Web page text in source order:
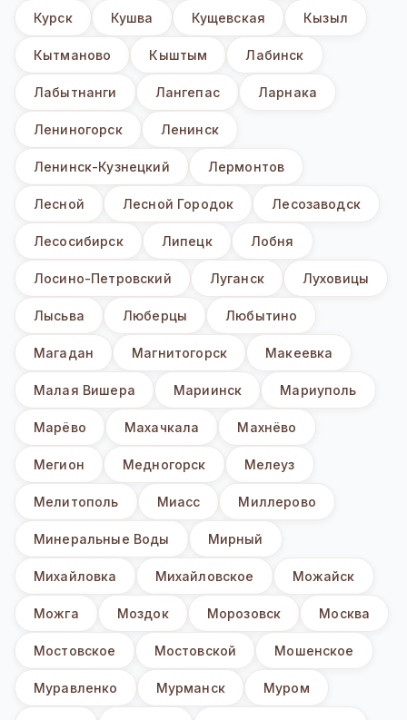
Курск Кушва Кущевская Кызыл
Кытманово Кыштым Лабинск
Лабытнанги Лангепас Ларнака
Лениногорск Ленинск
Ленинск-Кузнецкий Лермонтов
Лесной Лесной Городок Лесозаводск
Лесосибирск Липецк Лобня
Лосино-Петровский Луганск Луховицы
Лысьва Люберцы Любытино
Магадан Магнитогорск Макеевка
Малая Вишера Мариинск Мариуполь
Марёво Махачкала Махнёво
Мегион Медногорск Мелеуз
Мелитополь Миасс Миллерово
Минеральные Воды Мирный
Михайловка Михайловское Можайск
Можга Моздок Морозовск Москва
Мостовское Мостовской Мошенское
Муравленко Мурманск Муром